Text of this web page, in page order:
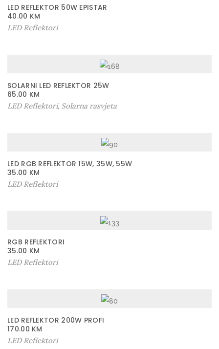
LED REFLEKTOR 50W EPISTAR
40.00 KM
LED Reflektori
SOLARNI LED REFLEKTOR 25W
65.00 KM
LED Reflektori, Solarna rasvjeta
LED RGB REFLEKTOR 15W, 35W, 55W
35.00 KM
LED Reflektori
RGB REFLEKTORI
35.00 KM
LED Reflektori
LED REFLEKTOR 200W PROFI
170.00 KM
LED Reflektori